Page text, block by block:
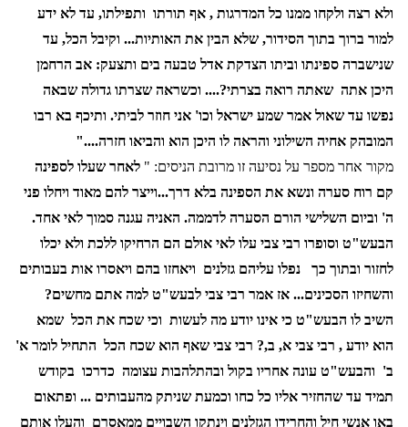
ולא רצה ולקחו ממנו כל המדרגות , אף תורתו ותפילתו, עד לא ידע
למור ברוך בתוך הסידור, שלא הבין את האותיות... וקיבל הכל, עד
שנישברה ספינתו וביתו הצדקת אדל טבעה בים ותצעק: אב הרחמן
היכן אתה שאתה רואה בצרתי?.... וכשראה שצרתו גדולה שבאה
נפשו עד שאול אמר שמע ישראל וכו' אני חוזר לביתי. ותיכף בא רבו
המובהק אחיה השילוני והראה לו היכן הוא והביאו חזרה...."
מקור אחר מספר על נסיעה זו מרובת הניסים: " לאחר שעלו לספינה
קם רוח סערה ונשא את הספינה בלא דרך...וייצר להם מאוד ויחלו פני
ה' וביום השלישי הורם הסערה לדממה. האניה עגנה סמוך לאי אחד.
הבעש"ט וסופרו רבי צבי עלו לאי אולם הם הרחיקו ללכת ולא יכלו
לחזור ובתוך כך
נפלו עליהם גזלנים ויאחזו בהם ויאסרו אות בעבותים
והשחיזו הסכינים... אז אמר רבי צבי לבעש"ט למה אתם מחשים?
השיב לו הבעש"ט כי אינו יודע מה לעשות וכי שכח את הכל שמא
הוא יודע , רבי צבי א, ב,? רבי צבי שאף הוא שכח הכל התחיל לומר א'
ב' והבעש"ט עונה אחריו בקול ובהתלהבות עצומה כדרכו בקודש
תמיד עד שהחזיר אליו כל כחו וכמעת שניתק מהעבותים ... ופתאום
באו אנשי חיל והחרידו הגזלנים וינתקו השבויים ממאסרם והעלו אותם